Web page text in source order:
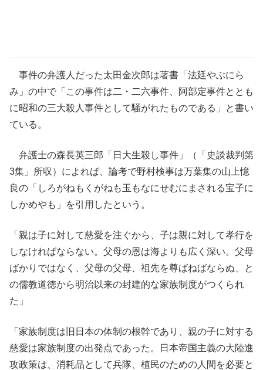
事件の弁護人だった太田金次郎は著書「法廷やぶにら
み」の中で「この事件は二・二六事件、阿部定事件ととも
に昭和の三大殺人事件として騒がれたものである」と書い
ている。
弁護士の森長英三郎「日大生殺し事件」（「史談裁判第
3集」所収）によれば、論考で野村検事は万葉集の山上憶
良の「しろがねもくがねも玉もなにせむにまされる宝子に
しかめやも」を引用したという。
「親は子に対して慈愛を注ぐから、子は親に対して孝行を
しなければならない。父母の恩は海よりも広く深い。父母
ばかりではなく、父母の父母、祖先を尊ばねばならぬ、と
の儒教道徳から明治以来の封建的な家族制度がつくられ
た」
「家族制度は旧日本の体制の根幹であり、親の子に対する
慈愛は家族制度の出発点であった。日本帝国主義の大陸進
攻政策は、消耗品として兵隊、植民のための人間を必要と